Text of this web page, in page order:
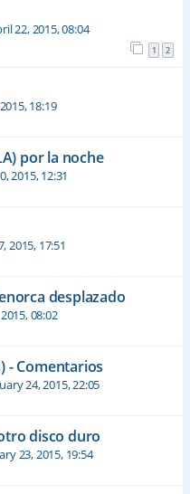
22, 2015, 08:04
1 2
18:19
por la noche
2015, 12:31
2015, 17:51
desplazado
08:02
- Comentarios
24, 2015, 22:05
disco duro
23, 2015, 19:54